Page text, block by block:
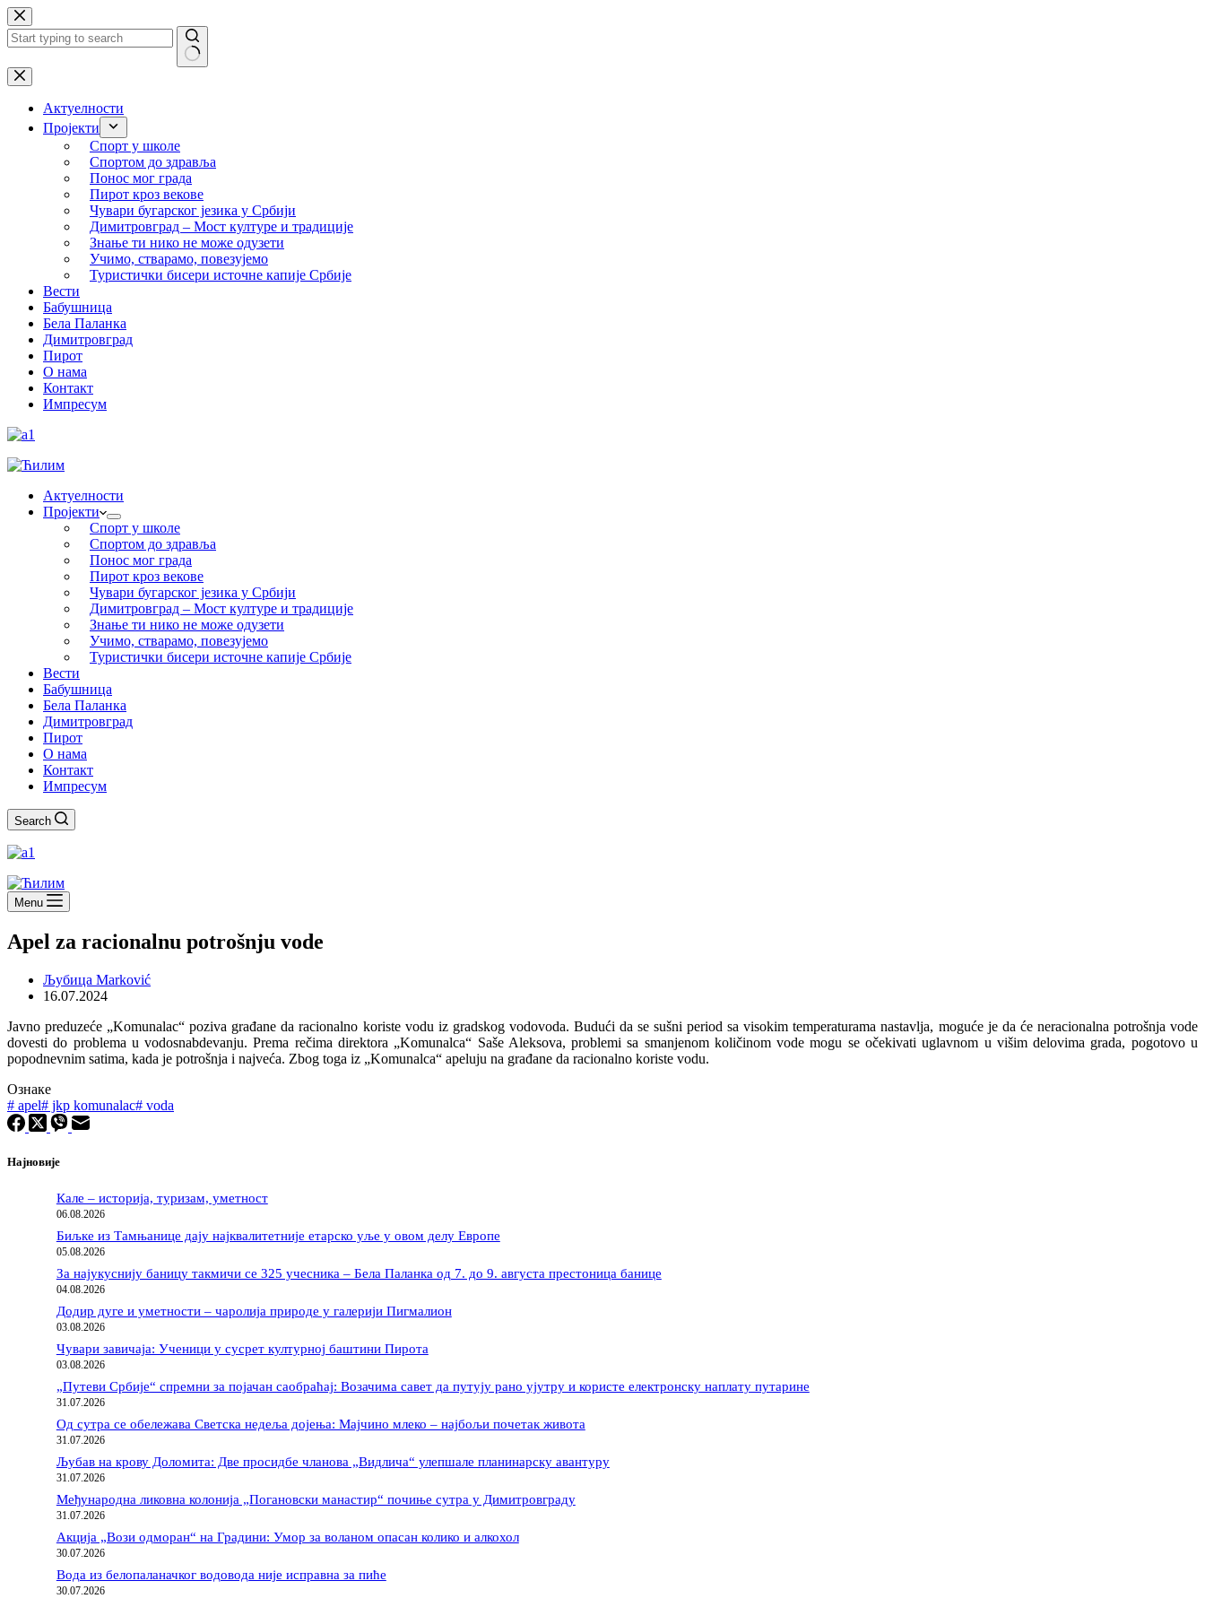
Skip
to
content
No
results
Актуелности
Пројекти
Спорт у школе
Спортом до здравља
Понос мог града
Пирот кроз векове
Чувари бугарског језика у Србији
Димитровград – Мост културе и традиције
Знање ти нико не може одузети
Учимо, стварамо, повезујемо
Туристички бисери источне капије Србије
Вести
Бабушница
Бела Паланка
Димитровград
Пирот
О нама
Контакт
Импресум
Актуелности
Пројекти
Спорт у школе
Спортом до здравља
Понос мог града
Пирот кроз векове
Чувари бугарског језика у Србији
Димитровград – Мост културе и традиције
Знање ти нико не може одузети
Учимо, стварамо, повезујемо
Туристички бисери источне капије Србије
Вести
Бабушница
Бела Паланка
Димитровград
Пирот
О нама
Контакт
Импресум
Search
Menu
Apel za racionalnu potrošnju vode
Љубица Marković
16.07.2024
Javno preduzeće „Komunalac“ poziva građane da racionalno koriste vodu iz gradskog vodovoda. Budući da se sušni period sa visokim temperaturama nastavlja, moguće je da će neracionalna potrošnja vode
dovesti do problema u vodosnabdevanju. Prema rečima direktora „Komunalca“ Saše Aleksova, problemi sa smanjenom količinom vode mogu se očekivati uglavnom u višim delovima grada, pogotovo u
popodnevnim satima, kada je potrošnja i najveća. Zbog toga iz „Komunalca“ apeluju na građane da racionalno koriste vodu.
Ознаке
# apel# jkp komunalac# voda
Најновије
Кале – историја, туризам, уметност
06.08.2026
Биљке из Тамњанице дају најквалитетније етарско уље у овом делу Европе
05.08.2026
За најукуснију баницу такмичи се 325 учесника – Бела Паланка од 7. до 9. августа престоница банице
04.08.2026
Додир дуге и уметности – чаролија природе у галерији Пигмалион
03.08.2026
Чувари завичаја: Ученици у сусрет културној баштини Пирота
03.08.2026
„Путеви Србије“ спремни за појачан саобраћај: Возачима савет да путују рано ујутру и користе електронску наплату путарине
31.07.2026
Од сутра се обележава Светска недеља дојења: Мајчино млеко – најбољи почетак живота
31.07.2026
Љубав на крову Доломита: Две просидбе чланова „Видлича“ улепшале планинарску авантуру
31.07.2026
Међународна ликовна колонија „Погановски манастир“ почиње сутра у Димитровграду
31.07.2026
Акција „Вози одморан“ на Градини: Умор за воланом опасан колико и алкохол
30.07.2026
Вода из белопаланачког водовода није исправна за пиће
30.07.2026